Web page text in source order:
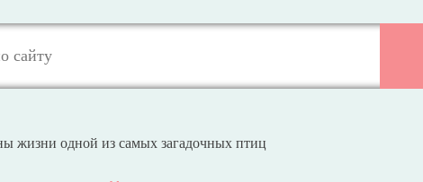
жизни одной из самых загадочных птиц